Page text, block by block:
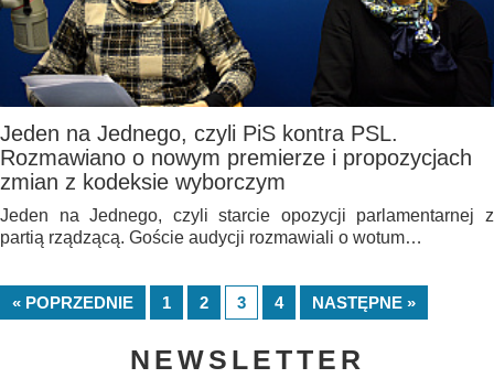
Jeden na Jednego, czyli PiS kontra PSL.
Rozmawiano o nowym premierze i propozycjach
zmian z kodeksie wyborczym
Jeden na Jednego, czyli starcie opozycji parlamentarnej z
partią rządzącą. Goście audycji rozmawiali o wotum…
« POPRZEDNIE 1 2 3 4 NASTĘPNE »
NEWSLETTER